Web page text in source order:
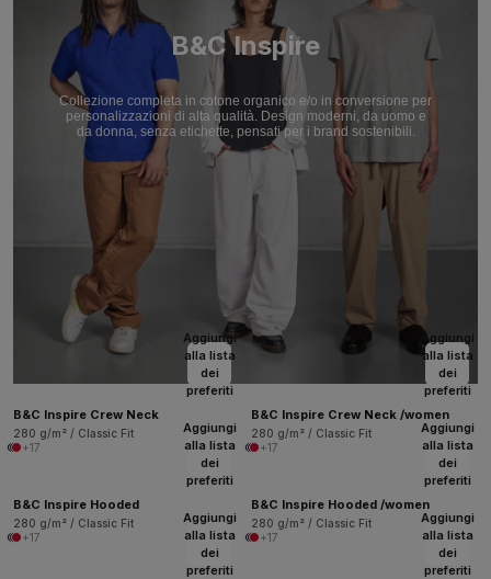
B&C Inspire
Collezione completa in cotone organico e/o in conversione per
personalizzazioni di alta qualità. Design moderni, da uomo e
da donna, senza etichette, pensati per i brand sostenibili.
Aggiungi
alla lista
dei
preferiti
B&C Inspire Crew Neck
280 g/m² / Classic Fit
+17
Aggiungi
alla lista
dei
preferiti
B&C Inspire Crew Neck /women
280 g/m² / Classic Fit
+17
Aggiungi
alla lista
dei
preferiti
B&C Inspire Hooded
280 g/m² / Classic Fit
+17
Aggiungi
alla lista
dei
preferiti
B&C Inspire Hooded /women
280 g/m² / Classic Fit
+17
Aggiungi
alla lista
dei
preferiti
Aggiungi
alla lista
dei
preferiti